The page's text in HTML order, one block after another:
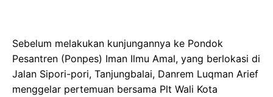
Sebelum melakukan kunjungannya ke Pondok
Pesantren (Ponpes) Iman Ilmu Amal, yang berlokasi di
Jalan Sipori-pori, Tanjungbalai, Danrem Luqman Arief
menggelar pertemuan bersama Plt Wali Kota